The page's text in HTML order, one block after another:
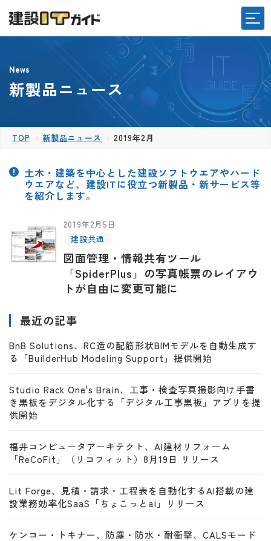
News
新製品ニュース
TOP 新製品ニュース 2019年2月
土木・建築を中心とした建設ソフトウエアやハード
ウエアなど、建設ITに役立つ新製品・新サービス等
を紹介します。
2019年2月5日
建設共通
図面管理・情報共有ツール
「SpiderPlus」の写真帳票のレイアウ
トが自由に変更可能に
最近の記事
BnB Solutions、RC造の配筋形状BIMモデルを自動生成す
る「BuilderHub Modeling Support」提供開始
Studio Rack One's Brain、工事・検査写真撮影向け手書
き黒板をデジタル化する「デジタル工事黒板」アプリを提
供開始
福井コンピュータアーキテクト、AI建材リフォーム
「ReCoFit」（リコフィット）8月19日 リリース
Lit Forge、見積・請求・工程表を自動化するAI搭載の建
設業務効率化SaaS「ちょこっとai」リリース
ケンコー・トキナー、防塵・防水・耐衝撃、CALSモード